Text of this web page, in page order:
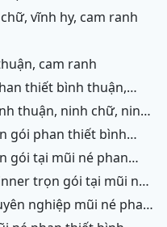
vĩnh hy, cam ranh
cam ranh
ranh
vĩnh hy,cam ranh
chữ ninh thuận, cam
ninh chữ, vĩnh hy,
hy, cam ranh